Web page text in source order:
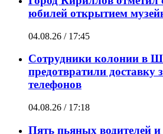
юбилей открытием
04.08.26 / 17:45
Сотрудники колонии в
предотвратили
телефонов
04.08.26 / 17:18
Пять пьяных водителей и